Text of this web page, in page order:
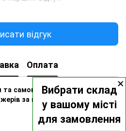
×
Вибрати склад
у вашому місті
для замовлення
відгук
Оплата
та самовивозу ви можете
за номерами: